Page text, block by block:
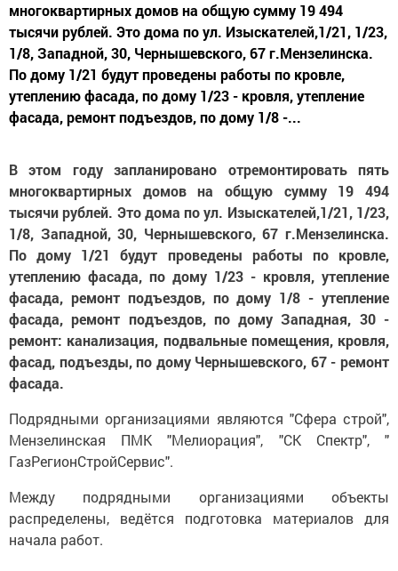
многоквартирных домов на общую сумму 19 494
тысячи рублей. Это дома по ул. Изыскателей,1/21, 1/23,
1/8, Западной, 30, Чернышевского, 67 г.Мензелинска.
По дому 1/21 будут проведены работы по кровле,
утеплению фасада, по дому 1/23 - кровля, утепление
фасада, ремонт подъездов, по дому 1/8 -...
В этом году запланировано отремонтировать пять
многоквартирных домов на общую сумму 19 494
тысячи рублей. Это дома по ул. Изыскателей,1/21, 1/23,
1/8, Западной, 30, Чернышевского, 67 г.Мензелинска.
По дому 1/21 будут проведены работы по кровле,
утеплению фасада, по дому 1/23 - кровля, утепление
фасада, ремонт подъездов, по дому 1/8 - утепление
фасада, ремонт подъездов, по дому Западная, 30 -
ремонт: канализация, подвальные помещения, кровля,
фасад, подъезды, по дому Чернышевского, 67 - ремонт
фасада.
Подрядными организациями являются "Сфера строй",
Мензелинская ПМК "Мелиорация", "СК Спектр", "
ГазРегионСтройСервис".
Между подрядными организациями объекты
распределены, ведётся подготовка материалов для
начала работ.